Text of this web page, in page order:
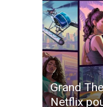
Grand
Netflix